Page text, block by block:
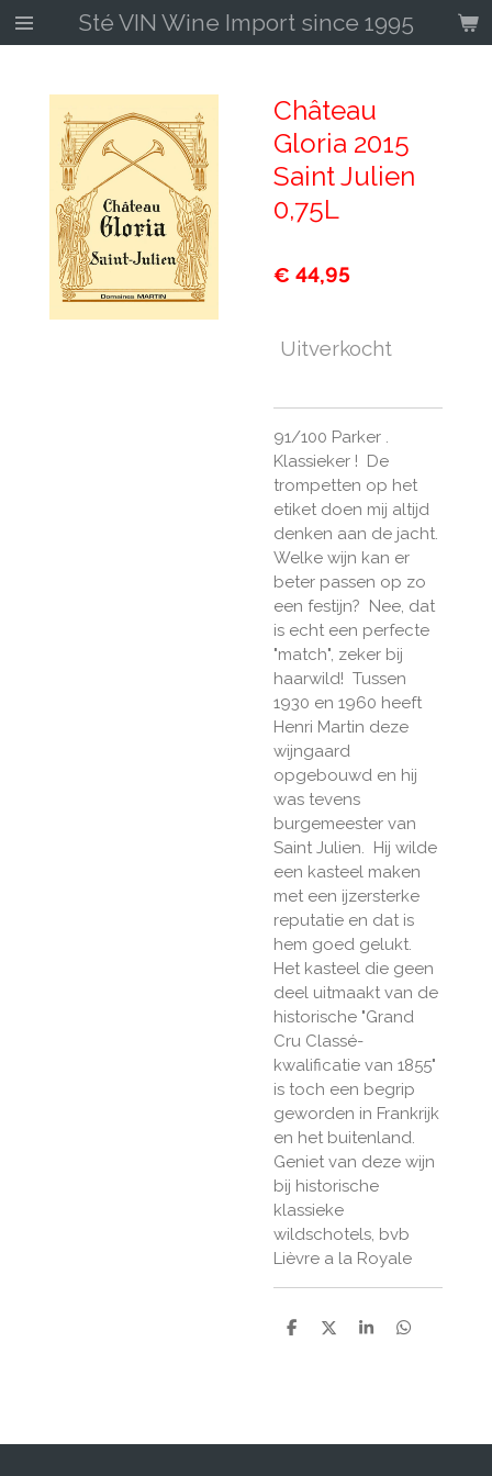
Ga
direct
hoofdinhoud
Sté VIN Wine Import since 1995
Château
Gloria 2015
Saint Julien
0,75L
€ 44,95
Uitverkocht
91/100 Parker .
Klassieker ! De
trompetten op het
etiket doen mij altijd
denken aan de jacht.
Welke wijn kan er
beter passen op zo
een festijn? Nee, dat
is echt een perfecte
"match", zeker bij
haarwild! Tussen
1930 en 1960 heeft
Henri Martin deze
wijngaard
opgebouwd en hij
was tevens
burgemeester van
Saint Julien. Hij wilde
een kasteel maken
met een ijzersterke
reputatie en dat is
hem goed gelukt.
Het kasteel die geen
deel uitmaakt van de
historische "Grand
Cru Classé-
kwalificatie van 1855"
is toch een begrip
geworden in Frankrijk
en het buitenland.
Geniet van deze wijn
bij historische
klassieke
wildschotels, bvb
Lièvre a la Royale
D
D
S
D